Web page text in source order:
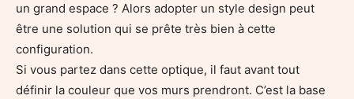
un grand espace ? Alors adopter un style design peut
être une solution qui se prête très bien à cette
configuration.
Si vous partez dans cette optique, il faut avant tout
définir la couleur que vos murs prendront. C’est la base